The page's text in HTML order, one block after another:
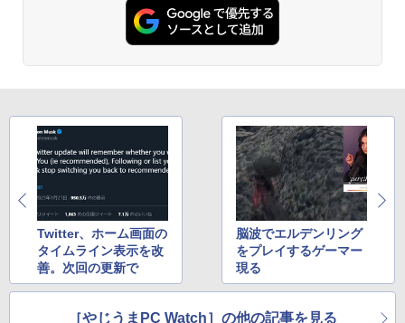
11 Pro Office搭載 日本語キーボード メ
モリ 8GB SSD 128GB 256GB 512GB 1
TB Webカメラ WiFi Bluetooth 選べる
C ピンク シルバー 最短当日出荷
【SALE P5倍】モバイルモニター ゲーミ
ング 14インチ 1200P パソコン 高画質 W
軽量 薄型 非光沢 PS5 最新iPhone VESA
-BK
Twitter、ホーム画面の
タイムライン表示を改
善。次回の更新で
脳波でエルデンリング
をプレイするゲーマー
現る
［やじうまPC Watch］の他の記事を見る